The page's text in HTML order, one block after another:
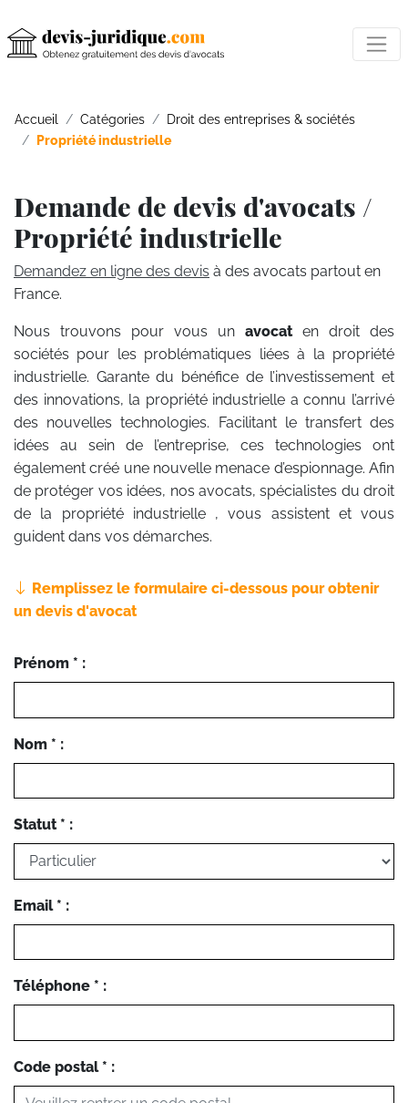
Accueil Catégories
Droit des entreprises & sociétés
Propriété industrielle
Demande de devis d'avocats /
Propriété industrielle
Demandez en ligne des devis à des avocats partout en
France.
Nous trouvons pour vous un avocat en droit des
sociétés pour les problématiques liées à la propriété
industrielle. Garante du bénéfice de l’investissement et
des innovations, la propriété industrielle a connu l’arrivé
des nouvelles technologies. Facilitant le transfert des
idées au sein de l’entreprise, ces technologies ont
également créé une nouvelle menace d’espionnage. Afin
de protéger vos idées, nos avocats, spécialistes du droit
de la propriété industrielle , vous assistent et vous
guident dans vos démarches.
Remplissez le formulaire ci-dessous pour obtenir
un devis d'avocat
Prénom * :
Nom * :
Statut * :
Email * :
Téléphone * :
Code postal * :